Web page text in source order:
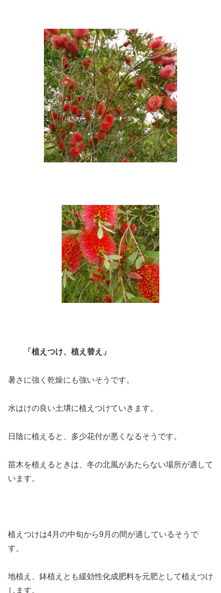
「植えつけ、植え替え」
暑さに強く乾燥にも強いそうです。
水はけの良い土壌に植えつけていきます。
日陰に植えると、多少花付が悪くなるそうです。
苗木を植えるときは、冬の北風があたらない場所が適して
います。
植えつけは4月の中旬から9月の間が適しているそうで
す。
地植え、鉢植えとも緩効性化成肥料を元肥として植えつけ
します。